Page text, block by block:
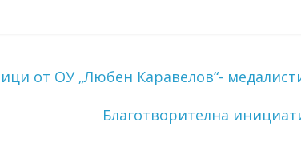
от ОУ „Любен Каравелов“-
Благотворителна